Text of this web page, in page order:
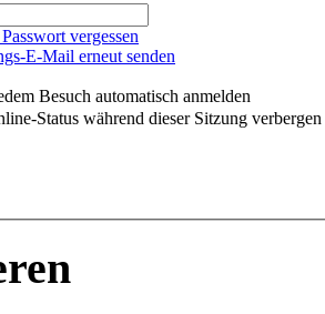
vergessen
E-Mail erneut senden
Besuch automatisch anmelden
Status während dieser Sitzung verbergen